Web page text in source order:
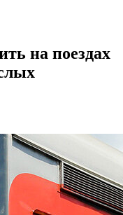
на поездах